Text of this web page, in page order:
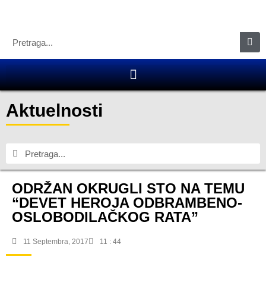
Aktuelnosti
ODRŽAN OKRUGLI STO NA TEMU
“DEVET HEROJA ODBRAMBENO-
OSLOBODILAČKOG RATA”
11 Septembra, 2017 11 : 44